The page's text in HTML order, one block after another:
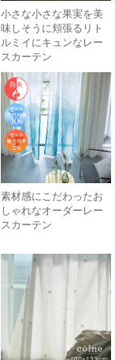
小さな小さな果実を美
味しそうに頬張るリト
ルミイにキュンなレー
スカーテン
素材感にこだわったお
しゃれなオーダーレー
スカーテン